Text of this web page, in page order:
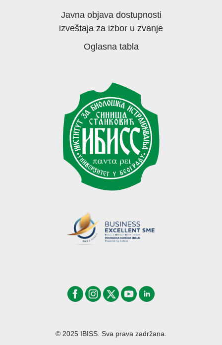
Javna objava dostupnosti
izveštaja za izbor u zvanje
Oglasna tabla
© 2025 IBISS. Sva prava zadržana.